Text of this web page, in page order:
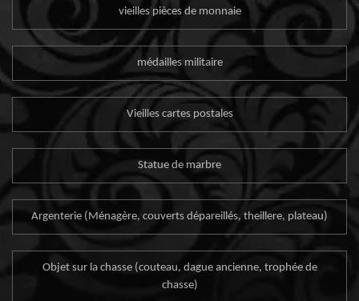
vieilles pièces de monnaie
médailles militaire
Vieilles cartes postales
Statue de marbre
Argenterie (Ménagère, couverts dépareillés, theillere, plateau)
Objet sur la chasse (couteau, dague ancienne, trophée de
chasse)